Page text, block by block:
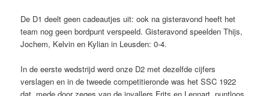
De D1 deelt geen cadeautjes uit: ook na gisteravond heeft het
team nog geen bordpunt verspeeld. Gisteravond speelden Thijs,
Jochem, Kelvin en Kylian in Leusden: 0-4.
In de eerste wedstrijd werd onze D2 met dezelfde cijfers
verslagen en in de tweede competitieronde was het SSC 1922